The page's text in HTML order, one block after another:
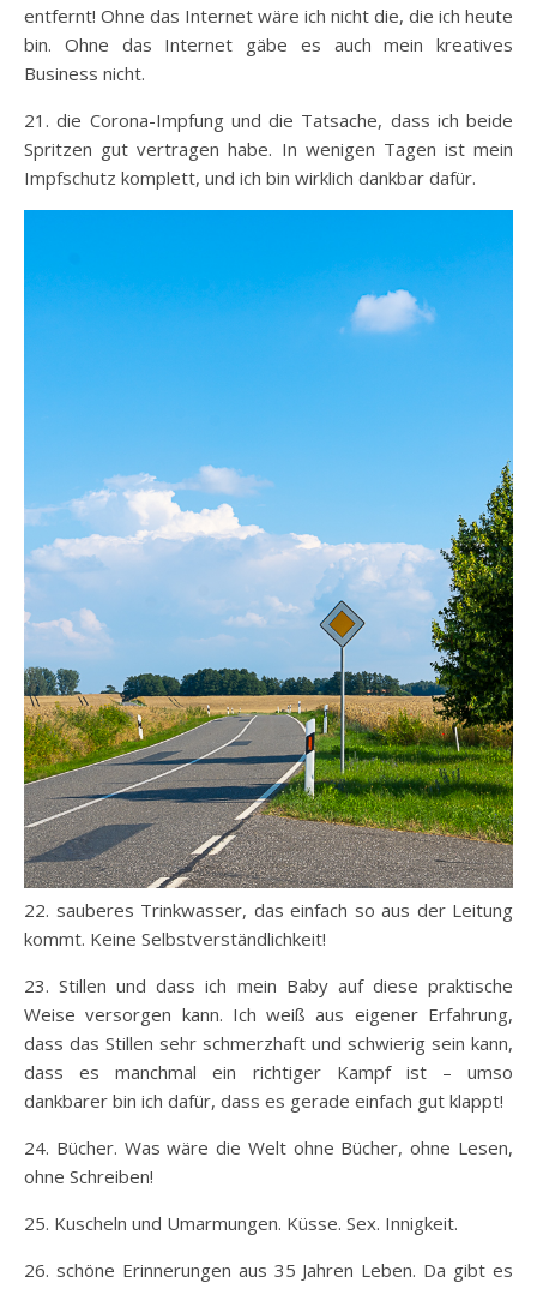
entfernt! Ohne das Internet wäre ich nicht die, die ich heute
bin. Ohne das Internet gäbe es auch mein kreatives
Business nicht.
21. die Corona-Impfung und die Tatsache, dass ich beide
Spritzen gut vertragen habe. In wenigen Tagen ist mein
Impfschutz komplett, und ich bin wirklich dankbar dafür.
22. sauberes Trinkwasser, das einfach so aus der Leitung
kommt. Keine Selbstverständlichkeit!
23. Stillen und dass ich mein Baby auf diese praktische
Weise versorgen kann. Ich weiß aus eigener Erfahrung,
dass das Stillen sehr schmerzhaft und schwierig sein kann,
dass es manchmal ein richtiger Kampf ist – umso
dankbarer bin ich dafür, dass es gerade einfach gut klappt!
24. Bücher. Was wäre die Welt ohne Bücher, ohne Lesen,
ohne Schreiben!
25. Kuscheln und Umarmungen. Küsse. Sex. Innigkeit.
26. schöne Erinnerungen aus 35 Jahren Leben. Da gibt es